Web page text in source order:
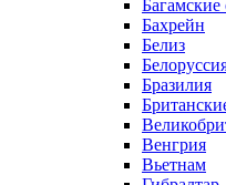
Багамские
Бахрейн
Белиз
Бразилия
Венгрия
Вьетнам